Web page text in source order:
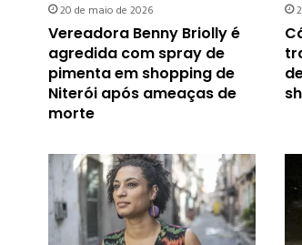
20 de maio de 2026
Vereadora Benny Briolly é
agredida com spray de
pimenta em shopping de
Niterói após ameaças de
morte